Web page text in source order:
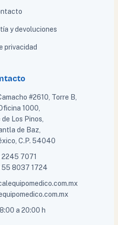
y devoluciones
privacidad
#2610, Torre B,
1000,
Los Pinos,
de Baz,
C.P. 54040
7071
55 8037 1724
a 20:00 h